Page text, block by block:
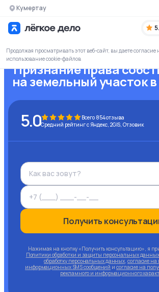
Кумертау
Продолжая просматривать этот веб-сайт, вы даете согласие
использование cookie-файлов
Признание права
на земельный участокв
5.0 Всего 854отзыва
Средний рейтинг с Яндекс, 2GIS, Отзовик
Получить
Нажимая на кнопку «Получить консультацию», я
Политики обработки и защиты персональных данных
обработку персональных данных, согласие на
информационных SMS сообщений и согласие на
рекламного и информационного